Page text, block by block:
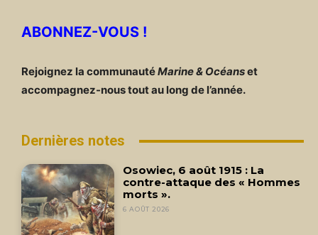
ABONNEZ-VOUS !
Rejoignez la communautéMarine & Océanset
accompagnez-nous tout au long de l’année.
Dernières notes
Osowiec, 6 août 1915 : La
contre-attaque des « Hommes
morts ».
6 AOÛT 2026